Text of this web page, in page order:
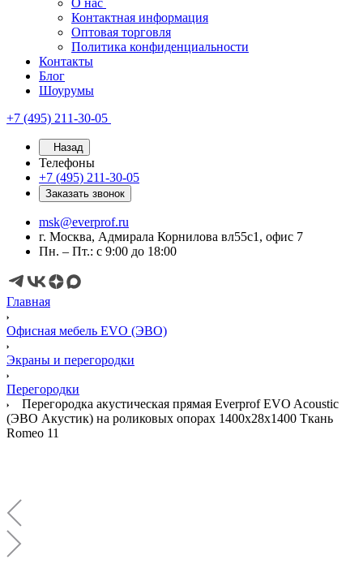
О нас
Контактная информация
Оптовая торговля
Политика конфиденциальности
Контакты
Блог
Шоурумы
+7 (495) 211-30-05
Назад
Телефоны
+7 (495) 211-30-05
Заказать звонок
msk@everprof.ru
г. Москва, Адмирала Корнилова вл55с1, офис 7
Пн. – Пт.: с 9:00 до 18:00
Главная
Офисная мебель EVO (ЭВО)
Экраны и перегородки
Перегородки
Перегородка акустическая прямая Everprof EVO Acoustic
(ЭВО Акустик) на роликовых опорах 1400х28х1400 Ткань
Romeo 11